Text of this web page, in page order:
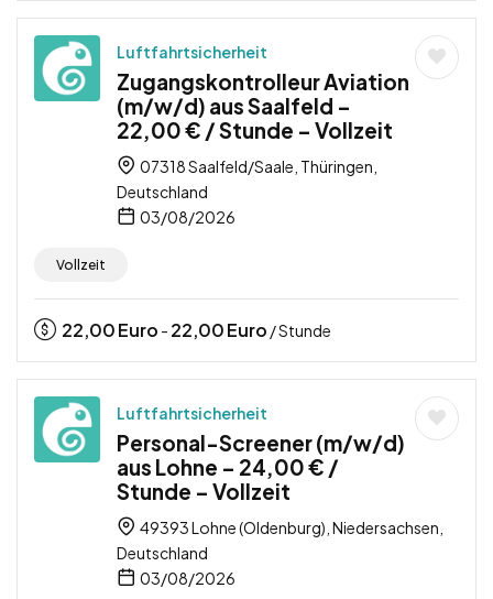
Luftfahrtsicherheit
Zugangskontrolleur Aviation
(m/w/d) aus Saalfeld –
22,00 € / Stunde – Vollzeit
07318 Saalfeld/Saale, Thüringen,
Deutschland
03/08/2026
Vollzeit
22,00Euro - 22,00Euro / Stunde
Luftfahrtsicherheit
Personal-Screener (m/w/d)
aus Lohne – 24,00 € /
Stunde – Vollzeit
49393 Lohne (Oldenburg), Niedersachsen,
Deutschland
03/08/2026